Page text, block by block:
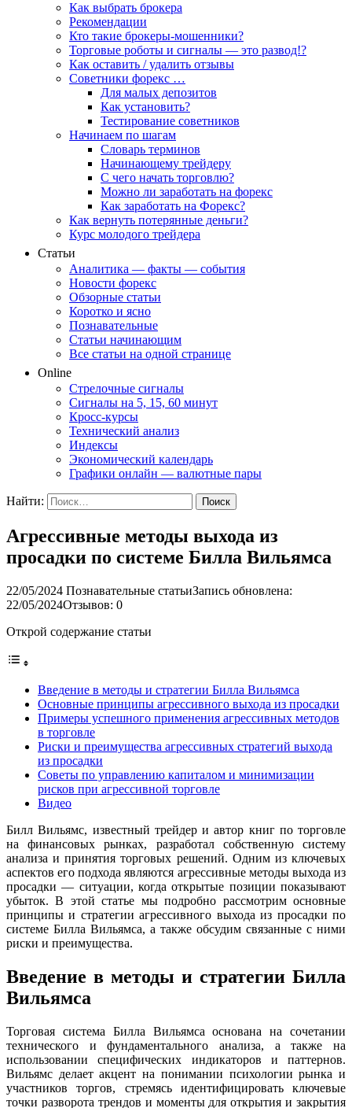
Как выбрать брокера
Рекомендации
Кто такие брокеры-мошенники?
Торговые роботы и сигналы — это развод!?
Как оставить / удалить отзывы
Советники форекс …
Для малых депозитов
Как установить?
Тестирование советников
Начинаем по шагам
Словарь терминов
Начинающему трейдеру
С чего начать торговлю?
Можно ли заработать на форекс
Как заработать на Форекс?
Как вернуть потерянные деньги?
Курс молодого трейдера
Статьи
Аналитика — факты — события
Новости форекс
Обзорные статьи
Коротко и ясно
Познавательные
Статьи начинающим
Все статьи на одной странице
Online
Стрелочные сигналы
Сигналы на 5, 15, 60 минут
Кросс-курсы
Технический анализ
Индексы
Экономический календарь
Графики онлайн — валютные пары
Найти:
Агрессивные методы выхода из
просадки по системе Билла Вильямса
22/05/2024 Познавательные статьиЗапись обновлена:
22/05/2024Отзывов: 0
Открой содержание статьи
Введение в методы и стратегии Билла Вильямса
Основные принципы агрессивного выхода из просадки
Примеры успешного применения агрессивных методов
в торговле
Риски и преимущества агрессивных стратегий выхода
из просадки
Советы по управлению капиталом и минимизации
рисков при агрессивной торговле
Видео
Билл Вильямс, известный трейдер и автор книг по торговле
на финансовых рынках, разработал собственную систему
анализа и принятия торговых решений. Одним из ключевых
аспектов его подхода являются агрессивные методы выхода из
просадки — ситуации, когда открытые позиции показывают
убыток. В этой статье мы подробно рассмотрим основные
принципы и стратегии агрессивного выхода из просадки по
системе Билла Вильямса, а также обсудим связанные с ними
риски и преимущества.
Введение в методы и стратегии Билла
Вильямса
Торговая система Билла Вильямса основана на сочетании
технического и фундаментального анализа, а также на
использовании специфических индикаторов и паттернов.
Вильямс делает акцент на понимании психологии рынка и
участников торгов, стремясь идентифицировать ключевые
точки разворота трендов и моменты для открытия и закрытия